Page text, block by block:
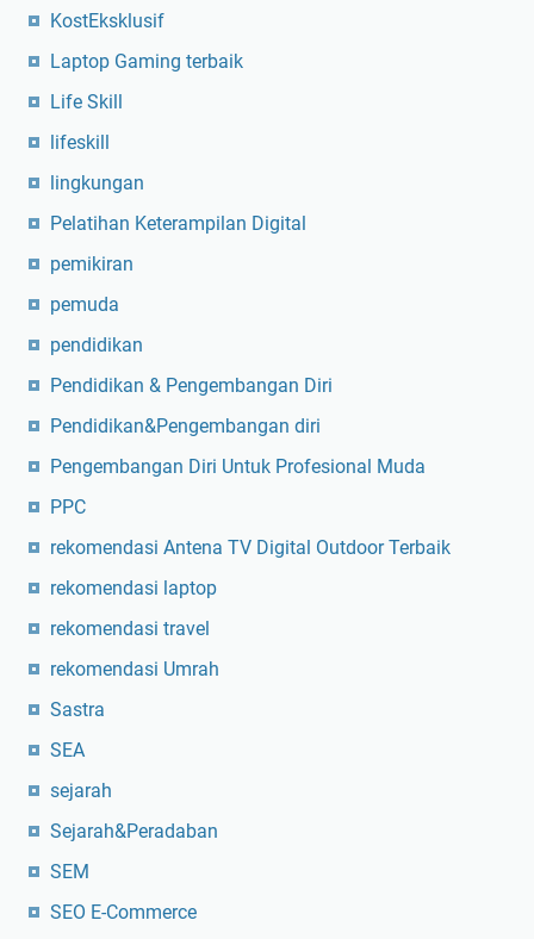
KostEksklusif
Laptop Gaming terbaik
Life Skill
lifeskill
lingkungan
Pelatihan Keterampilan Digital
pemikiran
pemuda
pendidikan
Pendidikan & Pengembangan Diri
Pendidikan&Pengembangan diri
Pengembangan Diri Untuk Profesional Muda
PPC
rekomendasi Antena TV Digital Outdoor Terbaik
rekomendasi laptop
rekomendasi travel
rekomendasi Umrah
Sastra
SEA
sejarah
Sejarah&Peradaban
SEM
SEO E-Commerce